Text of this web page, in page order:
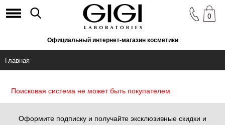
Официальный интернет-магазин косметики
0
Главная
Поисковая система не может быть покупателем
Оформите подписку и получайте эксклюзивные скидки и